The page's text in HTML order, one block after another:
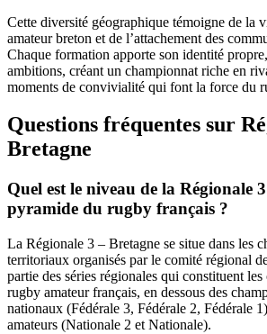
Cette diversité géographique témoigne de la
amateur breton et de l’attachement des
Chaque formation apporte son identité
ambitions, créant un championnat riche en
moments de convivialité qui font la force du
Questions fréquentes sur
Bretagne
Quel est le niveau de la Régionale
pyramide du rugby français ?
La Régionale 3 – Bretagne se situe dans les
territoriaux organisés par le comité régional
partie des séries régionales qui constituent les
rugby amateur français, en dessous des
nationaux (Fédérale 3, Fédérale 2, Fédérale
amateurs (Nationale 2 et Nationale).